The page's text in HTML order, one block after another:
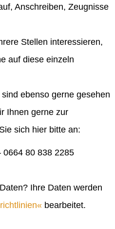
Anschreiben, Zeugnisse
Stellen interessieren,
auf diese einzeln
ebenso gerne gesehen
Ihnen gerne zur
sich hier bitte an:
80 838 2285
Ihre Daten werden
bearbeitet.